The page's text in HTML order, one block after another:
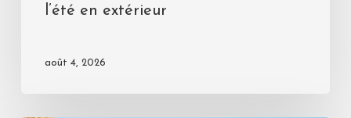
l’été en extérieur
août 4, 2026